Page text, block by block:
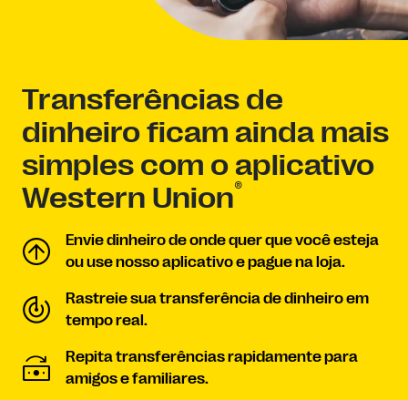
Transferências de
dinheiro ficam ainda mais
simples com o aplicativo
Western Union®
Envie dinheiro de onde quer que você esteja
ou use nosso aplicativo e pague na loja.
Rastreie sua transferência de dinheiro em
tempo real.
Repita transferências rapidamente para
amigos e familiares.